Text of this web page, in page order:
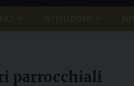
ISTITUZIONI
parrocchiali